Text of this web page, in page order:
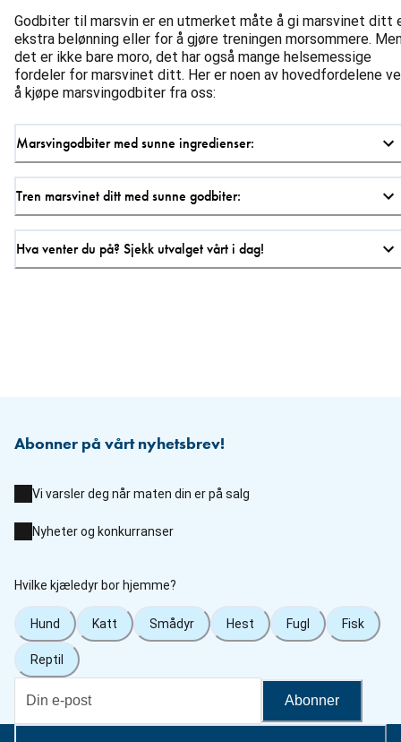
Godbiter til marsvin er en utmerket måte å gi marsvinet ditt
ekstra belønning eller for å gjøre treningen morsommere.
det er ikke bare moro, det har også mange helsemessige
fordeler for marsvinet ditt. Her er noen av hovedfordelene
å kjøpe marsvingodbiter fra oss:
Marsvingodbiter med sunne ingredienser:
Tren marsvinet ditt med sunne godbiter:
Hva venter du på? Sjekk utvalget vårt i dag!
Abonner på vårt nyhetsbrev!
Vi varsler deg når maten din er på salg
Nyheter og konkurranser
Hvilke kjæledyr bor hjemme?
Hund Katt Smådyr Hest Fugl Fisk
Reptil
Abonner